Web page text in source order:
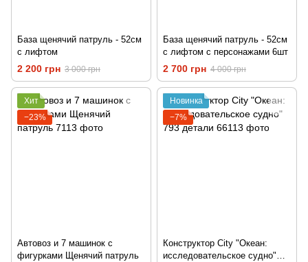
База щенячий патруль - 52см
с лифтом
2 200 грн 3 000 грн
База щенячий патруль - 52см
с лифтом с персонажами 6шт
2 700 грн 4 000 грн
Хит
−23%
Автовоз и 7 машинок с
фигурками Щенячий патруль
Новинка
−7%
Конструктор City "Океан:
исследовательское судно"